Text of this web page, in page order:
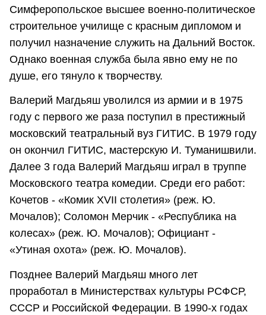
Симферопольское высшее военно-политическое
строительное училище с красным дипломом и
получил назначение служить на Дальний Восток.
Однако военная служба была явно ему не по
душе, его тянуло к творчеству.
Валерий Магдьяш уволился из армии и в 1975
году с первого же раза поступил в престижный
московский театральный вуз ГИТИС. В 1979 году
он окончил ГИТИС, мастерскую И. Туманишвили.
Далее 3 года Валерий Магдьяш играл в труппе
Московского театра комедии. Среди его работ:
Кочетов - «Комик XVII столетия» (реж. Ю.
Мочалов); Соломон Мерчик - «Республика на
колесах» (реж. Ю. Мочалов); Официант -
«Утиная охота» (реж. Ю. Мочалов).
Позднее Валерий Магдьяш много лет
проработал в Министерствах культуры РСФСР,
СССР и Российской Федерации. В 1990-х годах